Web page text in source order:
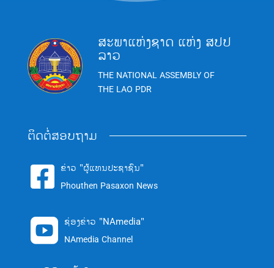
ສະພາແຫ່ງຊາດ ແຫ່ງ ສປປ
ລາວ
THE NATIONAL ASSEMBLY OF
THE LAO PDR
ຕິດຕໍ່ສອບຖາມ
 ຂ່າວ "ຜູ້ແທນປະຊາຊົນ"
Phouthen Pasaxon News
 ຊ່ອງຂ່າວ "NAmedia"
NAmedia Channel